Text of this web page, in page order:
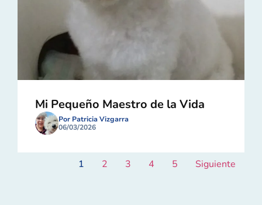
Mi Pequeño Maestro de la Vida
Por Patricia Vizgarra
06/03/2026
1 2 3 4 5 Siguiente